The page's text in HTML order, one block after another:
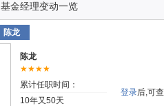
基金经理变动一览
陈龙
陈龙
★★★★
累计任职时间：
10年又50天
登录后,可